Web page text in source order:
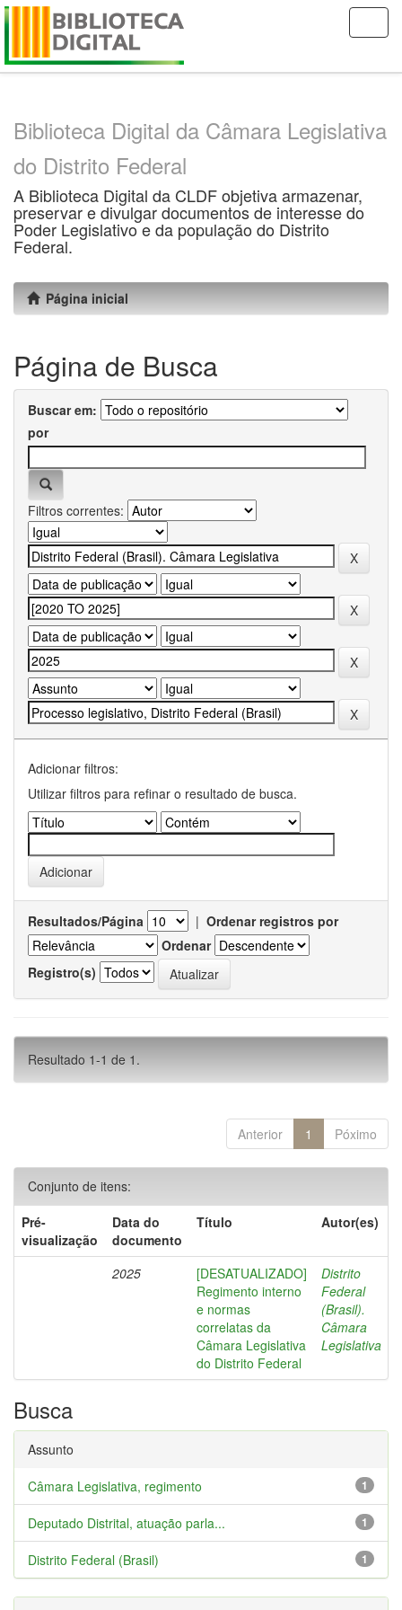
Skip
Biblioteca Digital da Câmara Legislativa
do Distrito Federal
A Biblioteca Digital da CLDF objetiva armazenar,
preservar e divulgar documentos de interesse do
Poder Legislativo e da população do Distrito
Federal.
Página inicial
Página de Busca
Buscar em:
por
Filtros correntes:
Adicionar filtros:
Utilizar filtros para refinar o resultado de busca.
Resultados/Página | Ordenar registros por
Ordenar
Registro(s)
Resultado 1-1 de 1.
Anterior 1 Póximo
Conjunto de itens:
Pré-
visualização
Data do
documento
Título Autor(es)
2025
[DESATUALIZADO]
Regimento interno
e normas
correlatas da
Câmara Legislativa
do Distrito Federal
Distrito
Federal
(Brasil).
Câmara
Legislativa
Busca
Assunto
1
Câmara Legislativa, regimento
1
Deputado Distrital, atuação parla...
1
Distrito Federal (Brasil)